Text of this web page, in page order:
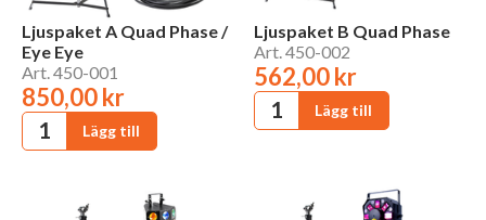
Ljuspaket A Quad Phase /
Eye Eye
Art. 450-001
850,00 kr
Ljuspaket B Quad Phase
Art. 450-002
562,00 kr